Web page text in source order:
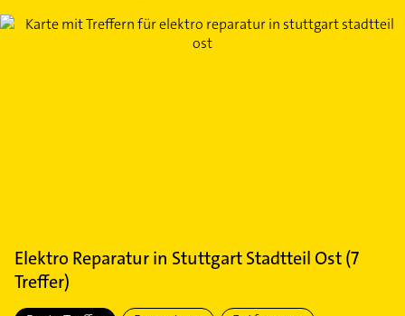
Elektro Reparaturin Stuttgart Stadtteil Ost(7
Treffer)